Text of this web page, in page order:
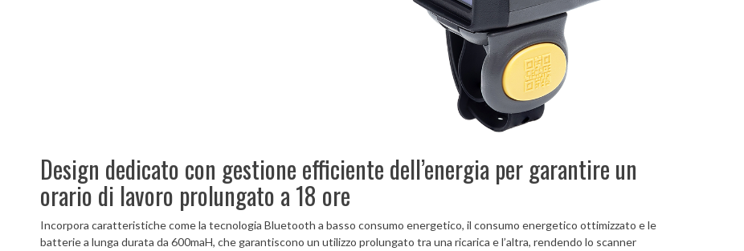
Design dedicato con gestione efficiente dell’energia per garantire un
orario di lavoro prolungato a 18 ore
Incorpora caratteristiche come la tecnologia Bluetooth a basso consumo energetico, il consumo energetico ottimizzato e le
batterie a lunga durata da 600maH, che garantiscono un utilizzo prolungato tra una ricarica e l’altra, rendendo lo scanner